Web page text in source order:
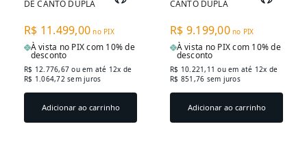
DE CANTO DUPLA
MUNIQUE 930GF -
GRAFITE
R$ 11.499,00 no PIX
À vista no PIX com 10% de
desconto
R$ 12.776,67ou em até 12x de
R$ 1.064,72 sem juros
Adicionar ao carrinho
CANTO DUPLA
MUNIQUE 830GF -
GRAFITE
R$ 9.199,00 no PIX
À vista no PIX com 10% de
desconto
R$ 10.221,11ou em até 12x de
R$ 851,76 sem juros
Adicionar ao carrinho